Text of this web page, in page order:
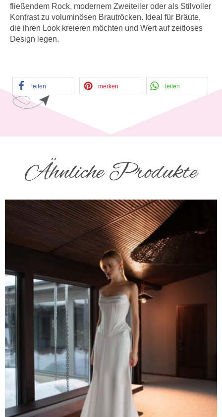
fließendem Rock, modernem Zweiteiler oder als Stilvoller
Kontrast zu voluminösen Brautröcken. Ideal für Bräute,
die ihren Look kreieren möchten und Wert auf zeitloses
Design legen.
teilen merken teilen
Ähnliche Produkte